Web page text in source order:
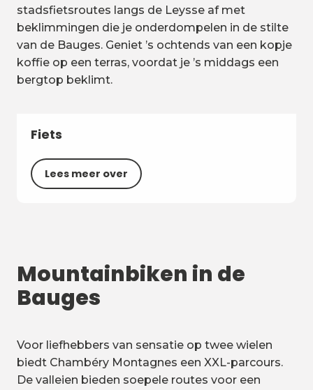
stadsfietsroutes langs de Leysse af met
beklimmingen die je onderdompelen in de stilte
van de Bauges. Geniet ’s ochtends van een kopje
koffie op een terras, voordat je ’s middags een
bergtop beklimt.
Fiets
Lees meer over
Mountainbiken in de
Bauges
Voor liefhebbers van sensatie op twee wielen
biedt Chambéry Montagnes een XXL-parcours.
De valleien bieden soepele routes voor een